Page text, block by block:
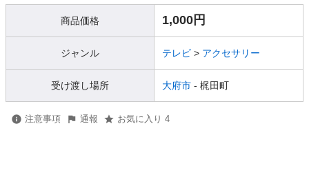
商品価格 1,000円
ジャンル テレビ > アクセサリー
受け渡し場所 大府市 - 梶田町
注意事項 通報 お気に入り 4